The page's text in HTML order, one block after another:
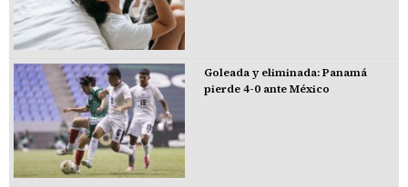
Goleada y eliminada: Panamá
pierde 4-0 ante México